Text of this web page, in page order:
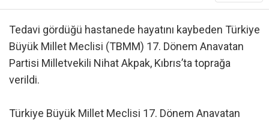
Tedavi gördüğü hastanede hayatını kaybeden Türkiye
Büyük Millet Meclisi (TBMM) 17. Dönem Anavatan
Partisi Milletvekili Nihat Akpak, Kıbrıs’ta toprağa
verildi.
Türkiye Büyük Millet Meclisi 17. Dönem Anavatan